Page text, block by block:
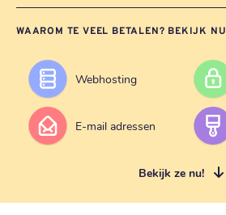
WAAROM TE VEEL BETALEN? BEKIJK
Webhosting
E-mail adressen
Bekijk ze nu!